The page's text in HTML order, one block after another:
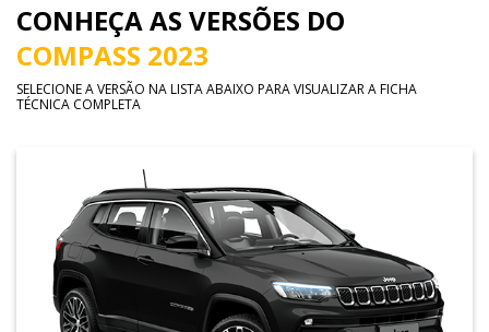
CONHEÇA AS VERSÕES DO
COMPASS 2023
SELECIONE A VERSÃO NA LISTA ABAIXO PARA VISUALIZAR A FICHA
TÉCNICA COMPLETA